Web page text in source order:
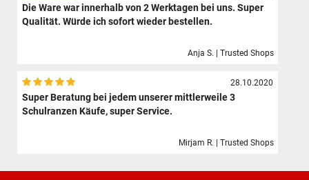
Die Ware war innerhalb von 2 Werktagen bei uns. Super
Qualität. Würde ich sofort wieder bestellen.
Anja S. | Trusted Shops
28.10.2020
Super Beratung bei jedem unserer mittlerweile 3
Schulranzen Käufe, super Service.
Mirjam R. | Trusted Shops